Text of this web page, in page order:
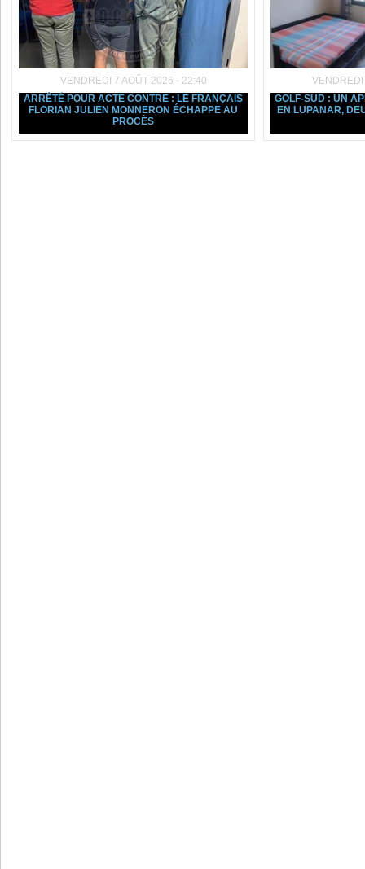
VENDREDI 7 AOÛT 2026 - 22:40
ARRÊTÉ POUR ACTE CONTRE : LE FRANÇAIS
FLORIAN JULIEN MONNERON ÉCHAPPE AU
PROCÈS
GOLF-SUD : UN
EN LUPANAR,